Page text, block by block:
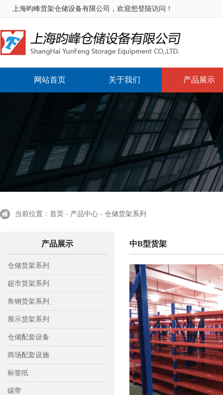
上海昀峰货架仓储设备有限公司，欢迎您登陆访问！
网站首页 关于我们 产品展示
当前位置：首页 - 产品中心 - 仓储货架系列
产品展示
仓储货架系列
轻型仓储货架
中A型仓储货架
中B型仓储货架
重型仓储货架
阁楼式货架
模具货架
悬臂式货架
超市货架系列
背网超市货架
背板超市货架
背孔超市货架
钢木超市货架
角钢货架系列
木层板货架
钢层板货架
展示货架系列
彩铝展示架
置物架
工具架
仓储配套设备
托盘
托板车
平板车
商场配套设施
收银台
挂钩
标签纸
标签纸
碳带
中B型货架